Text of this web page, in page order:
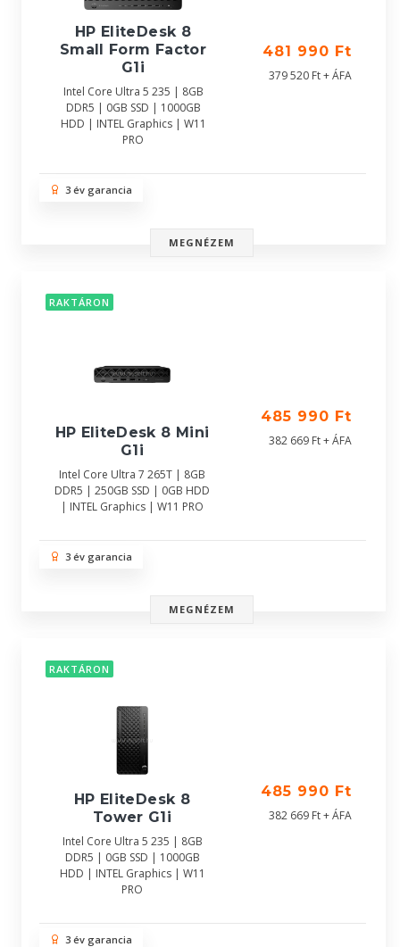
HP EliteDesk 8
Small Form Factor
G1i
Intel Core Ultra 5 235 | 8GB
DDR5 | 0GB SSD | 1000GB
HDD | INTEL Graphics | W11
PRO
481 990 Ft
379 520 Ft + ÁFA
3 év garancia
MEGNÉZEM
RAKTÁRON
HP EliteDesk 8 Mini
G1i
Intel Core Ultra 7 265T | 8GB
DDR5 | 250GB SSD | 0GB HDD
| INTEL Graphics | W11 PRO
485 990 Ft
382 669 Ft + ÁFA
3 év garancia
MEGNÉZEM
RAKTÁRON
HP EliteDesk 8
Tower G1i
Intel Core Ultra 5 235 | 8GB
DDR5 | 0GB SSD | 1000GB
HDD | INTEL Graphics | W11
PRO
485 990 Ft
382 669 Ft + ÁFA
3 év garancia